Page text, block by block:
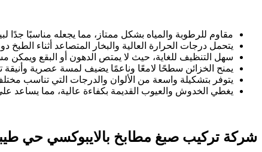
مقاوم للرطوبة والمياه بشكل ممتاز، مما يجعله مناسبًا جدًا
يتحمل درجات الحرارة العالية والبخار المتصاعد أثناء الطبخ
سهل التنظيف للغاية، حيث لا يمتص الدهون أو البقع
يمنح الخزائن سطحًا لامعًا وناعمًا يضيف لمسة عصرية
يتوفر بتشكيلة واسعة من الألوان والدرجات التي تناسب
يغطي الخدوش والعيوب القديمة بكفاءة عالية، مما يساعد
شركة تركيب صبغ مطابخ بالايبوكسي حي